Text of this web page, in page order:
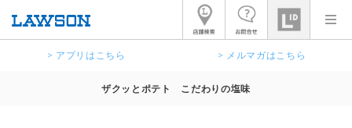
> アプリはこちら > メルマガはこちら
ザクッとポテト こだわりの塩味